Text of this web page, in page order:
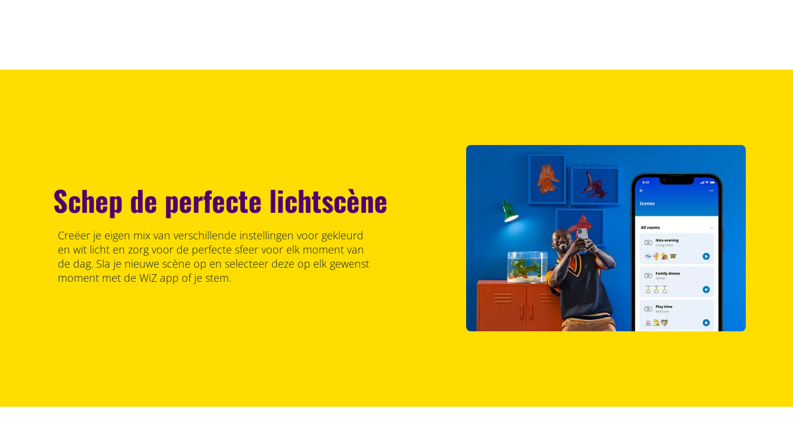
Schep de perfecte lichtscène
Creëer je eigen mix van verschillende instellingen voor gekleurd
en wit licht en zorg voor de perfecte sfeer voor elk moment van
de dag. Sla je nieuwe scène op en selecteer deze op elk gewenst
moment met de WiZ app of je stem.